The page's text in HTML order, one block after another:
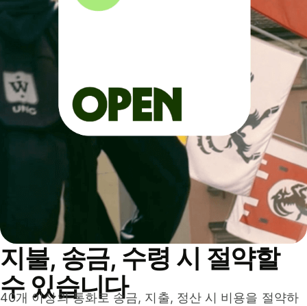
지불, 송금, 수령 시 절약할
수 있습니다
40개 이상의 통화로 송금, 지출, 정산 시 비용을 절약하